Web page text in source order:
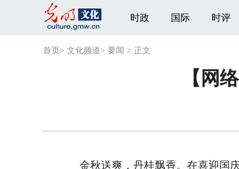
时政 国际 时评
首页 > 文化频道> 要闻 > 正文
【网
金秋送爽，丹桂飘香。在喜迎国庆